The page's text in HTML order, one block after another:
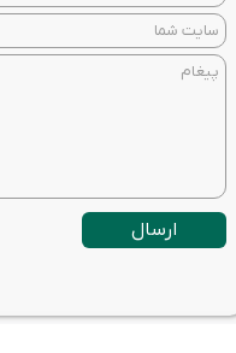
ارسال